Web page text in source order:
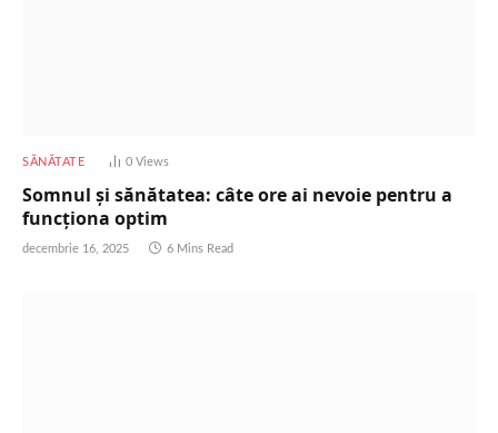
SĂNĂTATE 0Views
Somnul și sănătatea: câte ore ai nevoie pentru a
funcționa optim
decembrie 16, 2025 6 Mins Read